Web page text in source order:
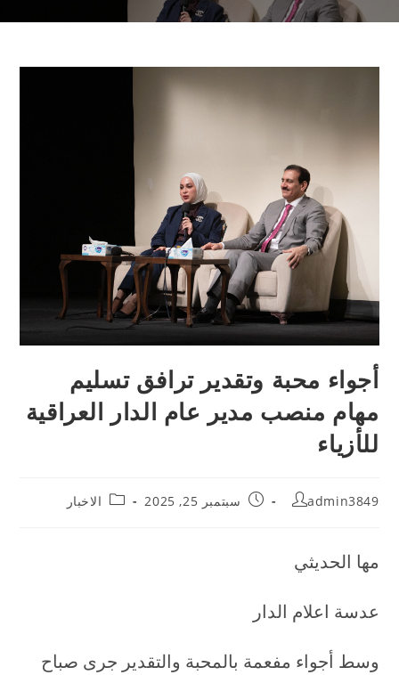
أجواء محبة وتقدير ترافق تسليم
مهام منصب مدير عام الدار العراقية
للأزياء
admin3849 سبتمبر 25, 2025 الاخبار
مها الحديثي
عدسة اعلام الدار
وسط أجواء مفعمة بالمحبة والتقدير جرى صباح